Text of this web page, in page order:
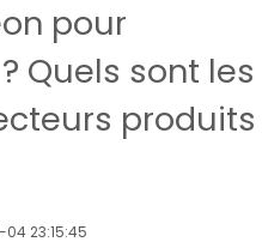
pour
Quels sont les
produits
23:15:45